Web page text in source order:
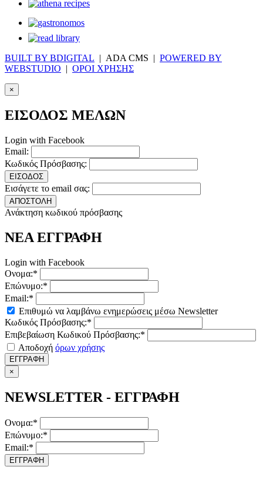
BUILT BY BDIGITAL | ADA CMS | POWERED BY
WEBSTUDIO | ΟΡΟΙ ΧΡΗΣΗΣ
×
ΕΙΣΟΔΟΣ ΜΕΛΩΝ
Login with Facebook
Email:
Κωδικός Πρόσβασης:
ΕΙΣΟΔΟΣ
Εισάγετε το email σας:
ΑΠΟΣΤΟΛΗ
Ανάκτηση κωδικού πρόσβασης
ΝΕΑ ΕΓΓΡΑΦΗ
Login with Facebook
Ονομα:*
Επώνυμο:*
Email:*
Επιθυμώ να λαμβάνω ενημερώσεις μέσω Newsletter
Κωδικός Πρόσβασης:*
Επιβεβαίωση Κωδικού Πρόσβασης:*
Αποδοχή όρων χρήσης
ΕΓΓΡΑΦΗ
×
NEWSLETTER - ΕΓΓΡΑΦΗ
Ονομα:*
Επώνυμο:*
Email:*
ΕΓΓΡΑΦΗ